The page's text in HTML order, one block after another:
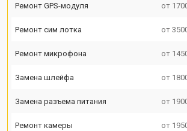
Ремонт GPS-модуля от
Ремонт сим лотка от
Ремонт микрофона от
Замена шлейфа от
Замена разъема питания от
Ремонт камеры от